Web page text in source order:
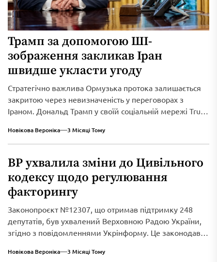
Трамп за допомогою ШІ-
зображення закликав Іран
швидше укласти угоду
Стратегічно важлива Ормузька протока залишається
закритою через невизначеність у переговорах з
Іраном. Дональд Трамп у своїй соціальній мережі Truth
Новікова Вероніка 3 Місяці Тому
ВР ухвалила зміни до Цивільного
кодексу щодо регулювання
факторингу
Законопроєкт №12307, що отримав підтримку 248
депутатів, був ухвалений Верховною Радою України,
згідно з повідомленнями Укрінформу. Це законодавче
Новікова Вероніка 3 Місяці Тому